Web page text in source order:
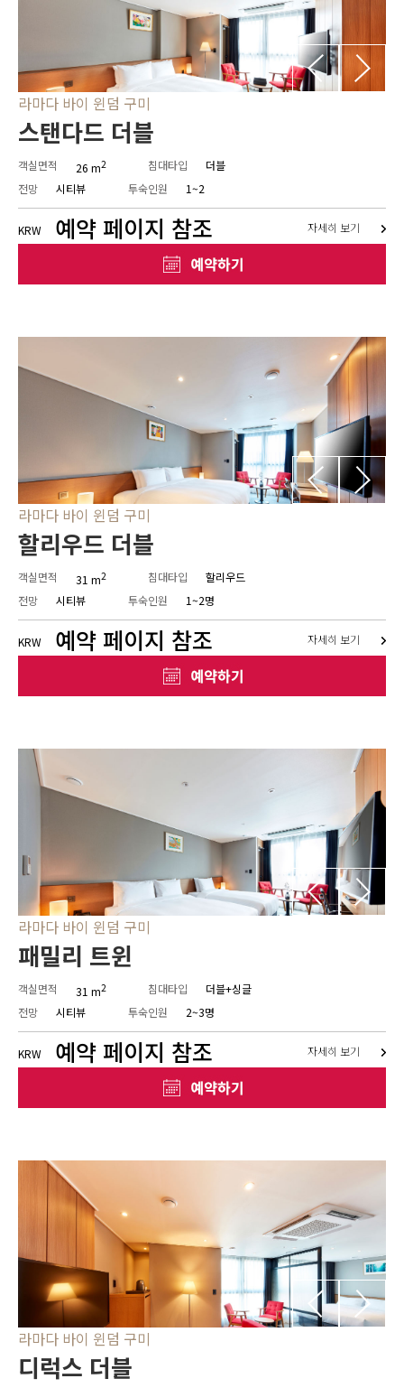
라마다 바이 윈덤 구미
스탠다드 더블
객실면적 26 m2 침대타입
더블
전망
시티뷰 투숙인원 1~2
KRW 예약 페이지 참조 자세히 보기
라마다 바이 윈덤 구미
할리우드 더블
객실면적 31 m2 침대타입
할리우드
전망
시티뷰 투숙인원 1~2명
KRW 예약 페이지 참조 자세히 보기
라마다 바이 윈덤 구미
패밀리 트윈
객실면적 31 m2 침대타입
더블+싱글
전망
시티뷰 투숙인원 2~3명
KRW 예약 페이지 참조 자세히 보기
라마다 바이 윈덤 구미
디럭스 더블